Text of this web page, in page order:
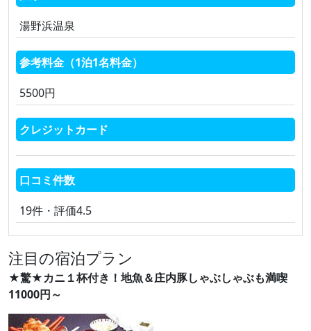
湯野浜温泉
参考料金（1泊1名料金）
5500円
クレジットカード
口コミ件数
19件・評価4.5
注目の宿泊プラン
★驚★カニ１杯付き！地魚＆庄内豚しゃぶしゃぶも満喫
11000円～